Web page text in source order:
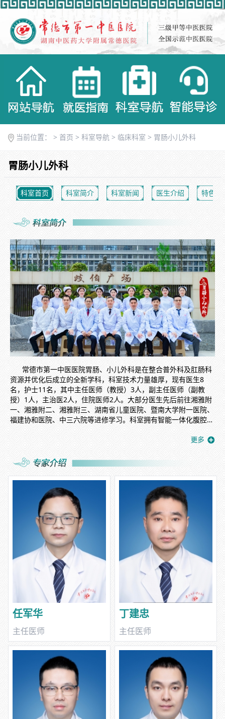
当前位置： > 首页 > 科室导航 > 临床科室 > 胃肠小儿外科
胃肠小儿外科
科室首页 科室简介 科室新闻 医生介绍 特色优
常德市第一中医医院胃肠、小儿外科是在整合普外科及肛肠科
资源并优化后成立的全新学科，科室技术力量雄厚，现有医生8
名，护士11名，其中主任医师（教授）3人，副主任医师（副教
授）1人，主治医2人，住院医师2人。大部分医生先后前往湘雅附
一、湘雅附二、湘雅附三、湖南省儿童医院、暨南大学附一医院、
福建协和医院、中三六院等进修学习。科室拥有智能一体化腹腔镜
“微创手术”为特色，目前设立胃结直肠外科、疝腹壁与代谢外科、
术。目前开展的腹腔镜手术包括腹腔镜下胃癌根治术（腹腔镜下全
胃切除术、腹腔镜下远端胃切除术、腹腔镜下近端胃切除术）、腹
腔镜结直肠癌根治术（Dixon、Hartman、miles、NOSE手术，
低位直肠癌TaTME手术、左半结肠根治术、右半结肠根治术、次全
结肠根治性切除术、超低位直肠癌保肛手术），腹腔镜下胃肠间质
瘤切除术、腹腔镜减重手术、腹腔镜下消化道穿孔修补术、腹腔镜
下阑尾切除术、小儿疝气疝囊高位结扎、成人疝修补术等各类普外
腹腔镜手术，并秉持快速康复（ERAS）理念，降低患者痛苦、缩
短住院时间。
任军华
主任医师
丁建忠
主任医师